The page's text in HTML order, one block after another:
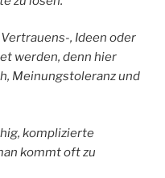
, Ideen oder
werden, denn hier
Meinungstoleranz und
komplizierte
kommt oft zu